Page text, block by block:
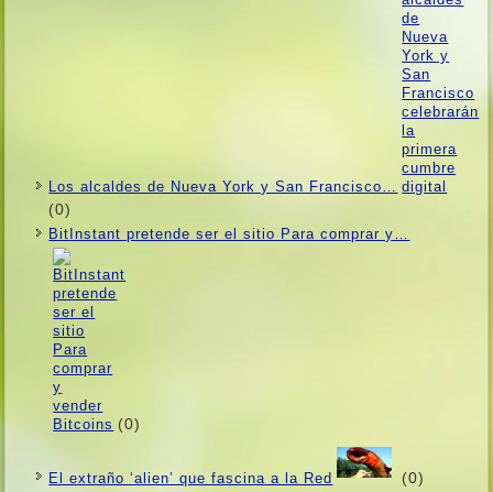
Los alcaldes de Nueva York y San Francisco…
(0)
BitInstant pretende ser el sitio Para comprar y…
(0)
El extraño ‘alien’ que fascina a la Red (0)